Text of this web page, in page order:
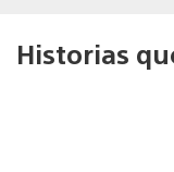
Historias